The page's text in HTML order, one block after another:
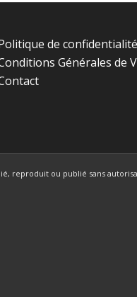
de confidentialité
Générales de
reproduit ou publié sans